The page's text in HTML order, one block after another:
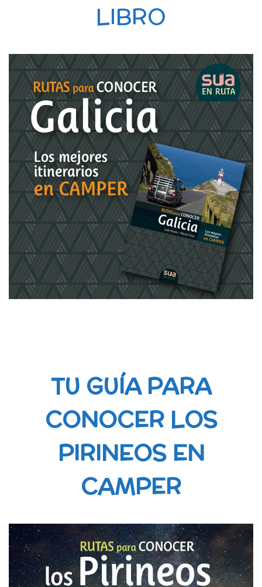
LIBRO
TU GUÍA PARA
CONOCER LOS
PIRINEOS EN
CAMPER